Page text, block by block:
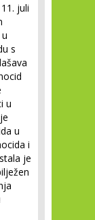
juli
s
u
u
i
je